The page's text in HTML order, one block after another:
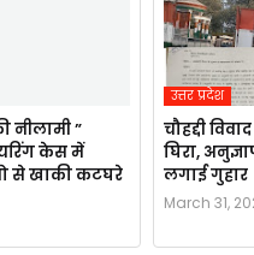
नीलामी ”
केस में
से खाकी कटघरे
उत्तर प्रदेश
चौहद्दी
घिरा,
लगाई गुहार
March 31,